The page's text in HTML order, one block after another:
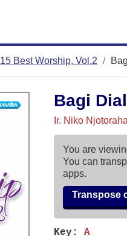
15 Best Worship, Vol.2
Bagi
Ir. Niko
You are
You can
apps.
Transpose
Key: A